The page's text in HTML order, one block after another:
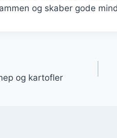
og skaber gode
og kartofler